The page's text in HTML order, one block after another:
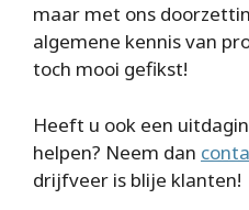
maar met ons
algemene kennis van
toch mooi gefikst!
Heeft u ook een
helpen? Neem dan
drijfveer is blije klanten!